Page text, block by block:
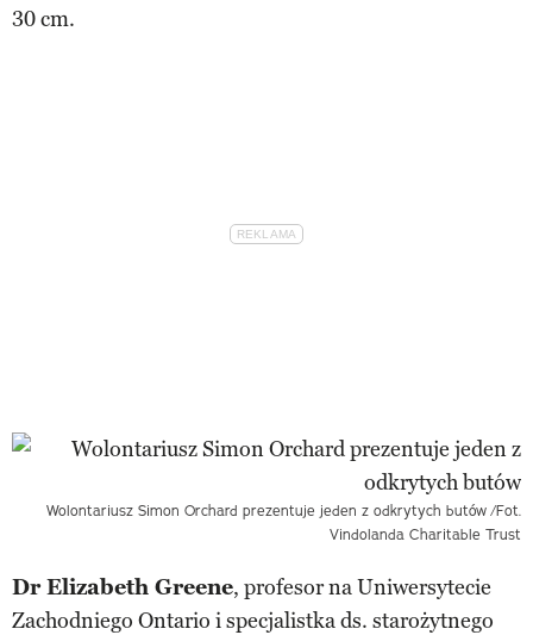
30 cm.
Wolontariusz Simon Orchard prezentuje jeden z odkrytych butów /Fot.
Vindolanda Charitable Trust
Dr Elizabeth Greene, profesor na Uniwersytecie
Zachodniego Ontario i specjalistka ds. starożytnego